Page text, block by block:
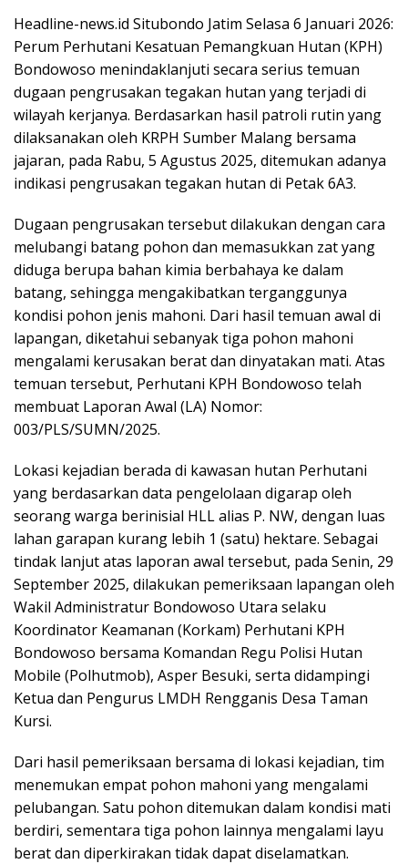
Headline-news.id Situbondo Jatim Selasa 6 Januari 2026:
Perum Perhutani Kesatuan Pemangkuan Hutan (KPH)
Bondowoso menindaklanjuti secara serius temuan
dugaan pengrusakan tegakan hutan yang terjadi di
wilayah kerjanya. Berdasarkan hasil patroli rutin yang
dilaksanakan oleh KRPH Sumber Malang bersama
jajaran, pada Rabu, 5 Agustus 2025, ditemukan adanya
indikasi pengrusakan tegakan hutan di Petak 6A3.
Dugaan pengrusakan tersebut dilakukan dengan cara
melubangi batang pohon dan memasukkan zat yang
diduga berupa bahan kimia berbahaya ke dalam
batang, sehingga mengakibatkan terganggunya
kondisi pohon jenis mahoni. Dari hasil temuan awal di
lapangan, diketahui sebanyak tiga pohon mahoni
mengalami kerusakan berat dan dinyatakan mati. Atas
temuan tersebut, Perhutani KPH Bondowoso telah
membuat Laporan Awal (LA) Nomor:
003/PLS/SUMN/2025.
Lokasi kejadian berada di kawasan hutan Perhutani
yang berdasarkan data pengelolaan digarap oleh
seorang warga berinisial HLL alias P. NW, dengan luas
lahan garapan kurang lebih 1 (satu) hektare. Sebagai
tindak lanjut atas laporan awal tersebut, pada Senin, 29
September 2025, dilakukan pemeriksaan lapangan oleh
Wakil Administratur Bondowoso Utara selaku
Koordinator Keamanan (Korkam) Perhutani KPH
Bondowoso bersama Komandan Regu Polisi Hutan
Mobile (Polhutmob), Asper Besuki, serta didampingi
Ketua dan Pengurus LMDH Rengganis Desa Taman
Kursi.
Dari hasil pemeriksaan bersama di lokasi kejadian, tim
menemukan empat pohon mahoni yang mengalami
pelubangan. Satu pohon ditemukan dalam kondisi mati
berdiri, sementara tiga pohon lainnya mengalami layu
berat dan diperkirakan tidak dapat diselamatkan.